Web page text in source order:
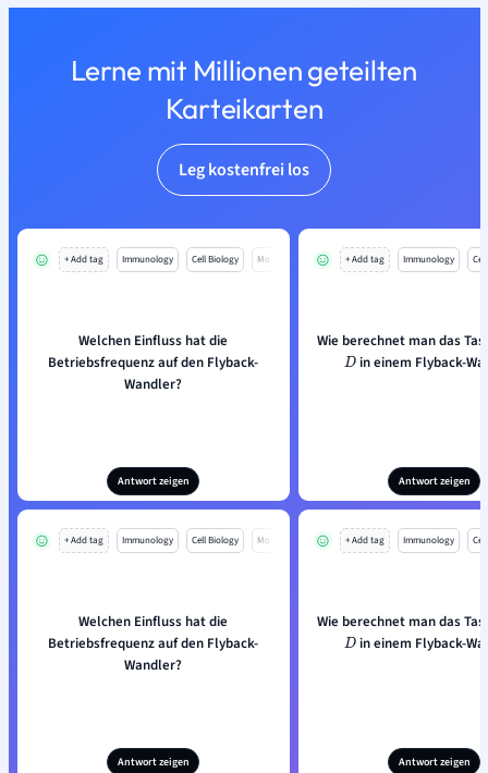
Lerne mit Millionen geteilten
Karteikarten
Leg kostenfrei los
+ Add tag Immunology Cell Biology Mo
Welchen Einfluss hat die
Betriebsfrequenz auf den Flyback-
Wandler?
Antwort zeigen
+ Add tag Immunology
Wie berechnet man das
D in einem Flyback-
Antwort zeigen
+ Add tag Immunology Cell Biology Mo
Welchen Einfluss hat die
Betriebsfrequenz auf den Flyback-
Wandler?
Antwort zeigen
+ Add tag Immunology
Wie berechnet man das
D in einem Flyback-
Antwort zeigen